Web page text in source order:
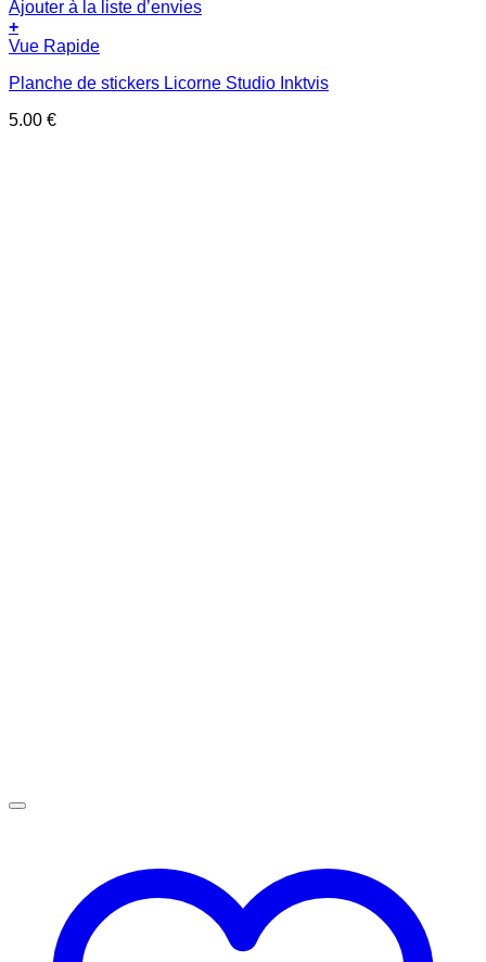
Ajouter à la liste d’envies
+
Vue Rapide
Planche de stickers Licorne Studio Inktvis
5.00 €